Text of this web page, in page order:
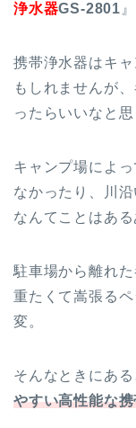
浄水器GS-2801 』
携帯浄水器はキ
もしれませんが
ったらいいなと
キャンプ場によっ
なかったり、川
なんてことはあ
駐車場から離れ
重たくて嵩張る
変。
そんなときにあ
やすい高性能な